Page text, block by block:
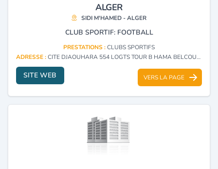
ALGER
SIDI M'HAMED - ALGER
CLUB SPORTIF: FOOTBALL
PRESTATIONS :CLUBS SPORTIFS
ADRESSE :CITE DJAOUHARA 554 LOGTS TOUR B HAMA BELCOURT SIDI M'HAMED - ALGER
SITE WEB VERS LA PAGE